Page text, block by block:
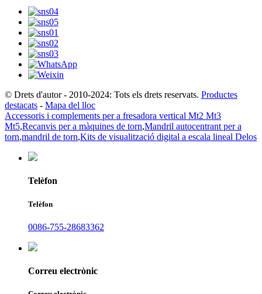
© Drets d'autor - 2010-2024: Tots els drets reservats. Productes
destacats - Mapa del lloc
Accessoris i complements per a fresadora vertical Mt2 Mt3
Mt5,Recanvis per a màquines de torn,Mandril autocentrant per a
torn,mandril de torn,Kits de visualització digital a escala lineal Delos
Telèfon
Telèfon
0086-755-28683362
Correu electrònic